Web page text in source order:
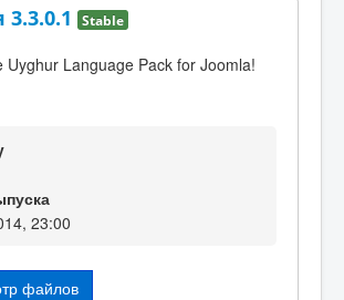
3.3.0.1 Stable
Uyghur Language Pack for Joomla!
23:00
файлов